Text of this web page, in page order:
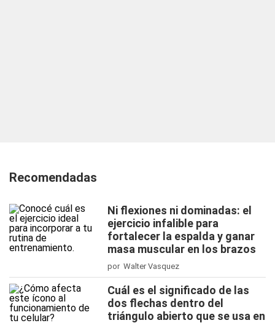
Recomendadas
Ni flexiones ni dominadas: el
ejercicio infalible para
fortalecer la espalda y ganar
masa muscular en los brazos
por Walter Vasquez
Cuál es el significado de las
dos flechas dentro del
triángulo abierto que se usa en